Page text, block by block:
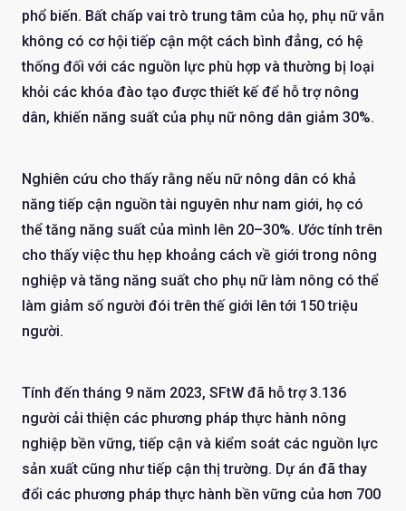
phổ biến. Bất chấp vai trò trung tâm của họ, phụ nữ vẫn
không có cơ hội tiếp cận một cách bình đẳng, có hệ
thống đối với các nguồn lực phù hợp và thường bị loại
khỏi các khóa đào tạo được thiết kế để hỗ trợ nông
dân, khiến năng suất của phụ nữ nông dân giảm 30%.
Nghiên cứu cho thấy rằng nếu nữ nông dân có khả
năng tiếp cận nguồn tài nguyên như nam giới, họ có
thể tăng năng suất của mình lên 20–30%. Ước tính trên
cho thấy việc thu hẹp khoảng cách về giới trong nông
nghiệp và tăng năng suất cho phụ nữ làm nông có thể
làm giảm số người đói trên thế giới lên tới 150 triệu
người.
Tính đến tháng 9 năm 2023, SFtW đã hỗ trợ 3.136
người cải thiện các phương pháp thực hành nông
nghiệp bền vững, tiếp cận và kiểm soát các nguồn lực
sản xuất cũng như tiếp cận thị trường. Dự án đã thay
đổi các phương pháp thực hành bền vững của hơn 700